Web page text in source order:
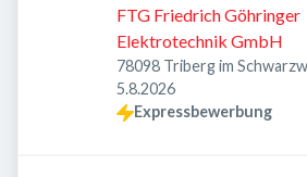
INTERNATIONALES
START 2026
FTG Friedrich Göhringer
Elektrotechnik GmbH
78098 Triberg im
Deutschland
Veröffentlicht
5.8.2026
Expressbewerbung